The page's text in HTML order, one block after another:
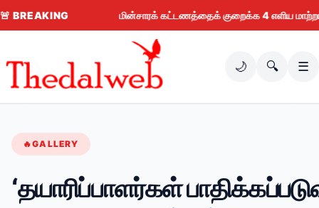
🚨BREAKING மின்சாரக் கட்டணத்தைக் குறைக்க 4 எளிய மாற்றங்கள்:
🌙 🔍 ☰
🔥GALLERY
‘தயாரிப்பாளர்கள்